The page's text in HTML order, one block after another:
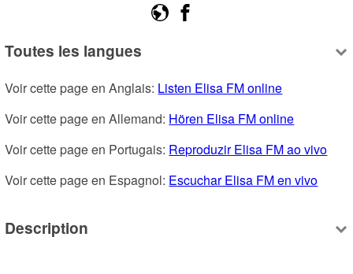
Toutes les langues
Voir cette page en Anglais: Listen Elisa FM online
Voir cette page en Allemand: Hören Elisa FM online
Voir cette page en Portugais: Reproduzir Elisa FM ao vivo
Voir cette page en Espagnol: Escuchar Elisa FM en vivo
Description